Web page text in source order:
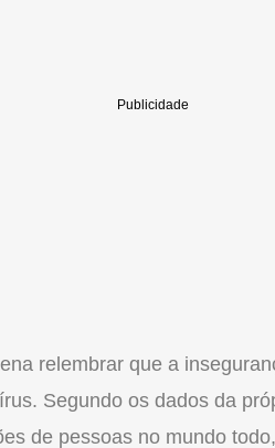
relembrar que a
Segundo os dados da
de pessoas no mundo